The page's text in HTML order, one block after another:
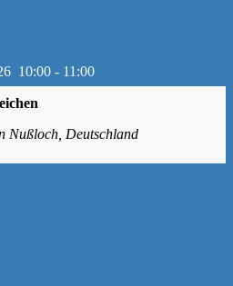
10:00 - 11:00
Nußloch, Deutschland